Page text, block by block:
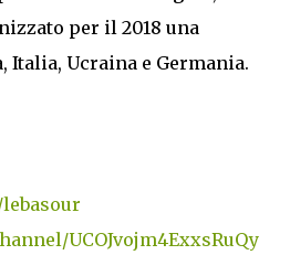
per il 2018 una
Italia, Ucraina e Germania.
UCOJvojm4ExxsRuQy